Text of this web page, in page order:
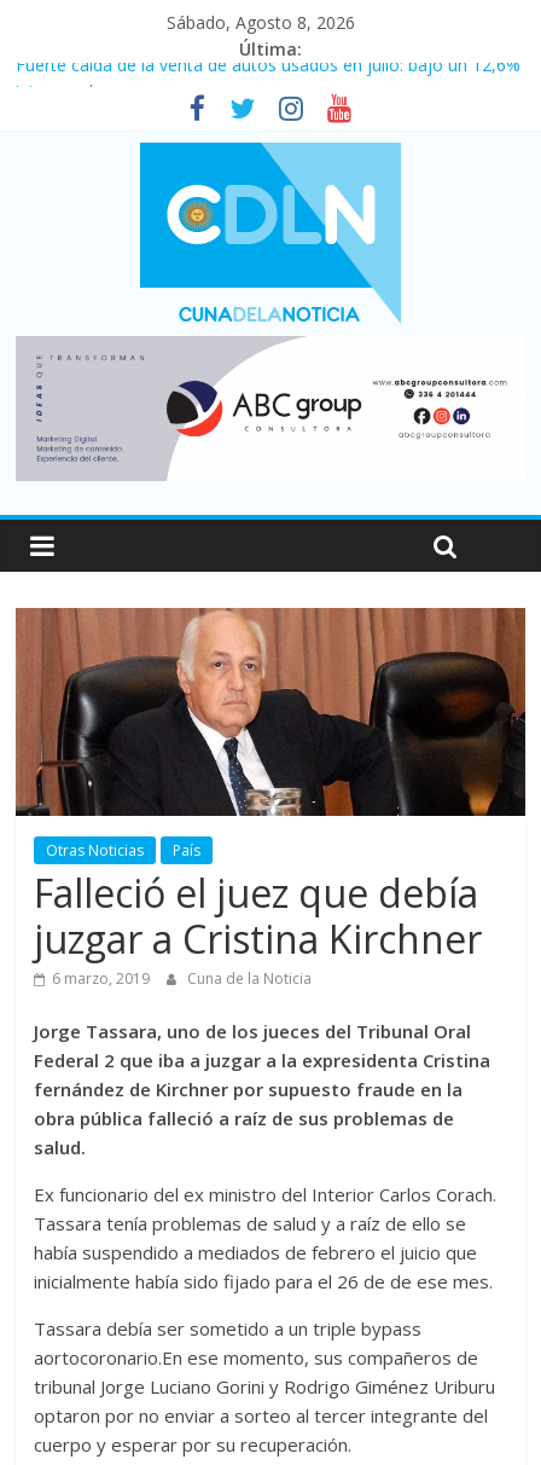
Sábado, Agosto 8, 2026
Última:
Fuerte caída de la venta de autos usados en julio: bajó un 12,6%
Central venció 1 a 0 al River de Coudet en el Monumental
La morosidad alcanzó su nivel más alto en dos décadas y ya
afecta a 400 mil deudores en Santa Fe
Desde que asumió Milei cerraron 41.000 kioscos: el sector
denuncia crisis como en 2001
Vacaciones de invierno con más movimiento y consumo
turístico: 4,6 millones de personas viajaron por el país, un 5,9%
Otras Noticias País
Falleció el juez que debía
juzgar a Cristina Kirchner
6 marzo, 2019 Cuna de la Noticia
Jorge Tassara, uno de los jueces del Tribunal Oral
Federal 2 que iba a juzgar a la expresidenta Cristina
fernández de Kirchner por supuesto fraude en la
obra pública falleció a raíz de sus problemas de
salud.
Ex funcionario del ex ministro del Interior Carlos Corach.
Tassara tenía problemas de salud y a raíz de ello se
había suspendido a mediados de febrero el juicio que
inicialmente había sido fijado para el 26 de de ese mes.
Tassara debía ser sometido a un triple bypass
aortocoronario.En ese momento, sus compañeros de
tribunal Jorge Luciano Gorini y Rodrigo Giménez Uriburu
optaron por no enviar a sorteo al tercer integrante del
cuerpo y esperar por su recuperación.